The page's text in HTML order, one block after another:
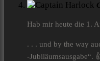
Hab mir heute die 1.
. . . und by the way
-Jubiläumsausgabe“.